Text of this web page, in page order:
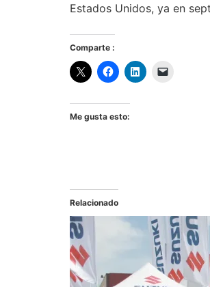
Estados Unidos, ya en
Comparte :
Me gusta esto:
Relacionado